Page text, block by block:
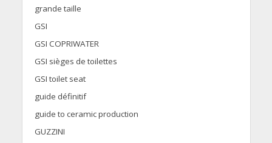
grande taille
GSI
GSI COPRIWATER
GSI sièges de toilettes
GSI toilet seat
guide définitif
guide to ceramic production
GUZZINI